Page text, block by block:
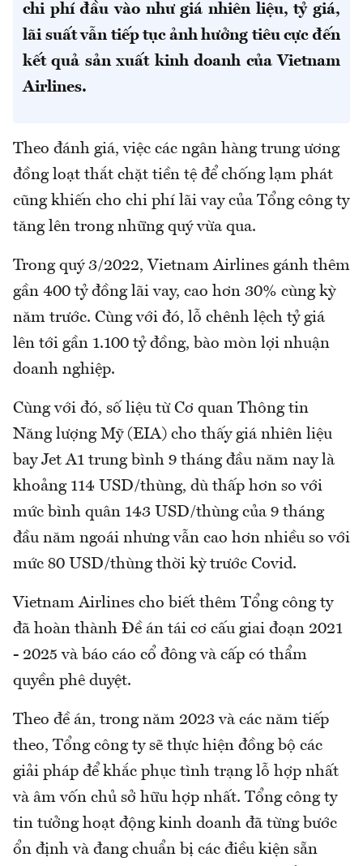
chi phí đầu vào như giá nhiên liệu, tỷ giá,
lãi suất vẫn tiếp tục ảnh hưởng tiêu cực đến
kết quả sản xuất kinh doanh của Vietnam
Airlines.
Theo đánh giá, việc các ngân hàng trung ương
đồng loạt thắt chặt tiền tệ để chống lạm phát
cũng khiến cho chi phí lãi vay của Tổng công ty
tăng lên trong những quý vừa qua.
Trong quý 3/2022, Vietnam Airlines gánh thêm
gần 400 tỷ đồng lãi vay, cao hơn 30% cùng kỳ
năm trước. Cùng với đó, lỗ chênh lệch tỷ giá
lên tới gần 1.100 tỷ đồng, bào mòn lợi nhuận
doanh nghiệp.
Cùng với đó, số liệu từ Cơ quan Thông tin
Năng lượng Mỹ (EIA) cho thấy giá nhiên liệu
bay Jet A1 trung bình 9 tháng đầu năm nay là
khoảng 114 USD/thùng, dù thấp hơn so với
mức bình quân 143 USD/thùng của 9 tháng
đầu năm ngoái nhưng vẫn cao hơn nhiều so với
mức 80 USD/thùng thời kỳ trước Covid.
Vietnam Airlines cho biết thêm Tổng công ty
đã hoàn thành Đề án tái cơ cấu giai đoạn 2021
- 2025 và báo cáo cổ đông và cấp có thẩm
quyền phê duyệt.
Theo đề án, trong năm 2023 và các năm tiếp
theo, Tổng công ty sẽ thực hiện đồng bộ các
giải pháp để khắc phục tình trạng lỗ hợp nhất
và âm vốn chủ sở hữu hợp nhất. Tổng công ty
tin tưởng hoạt động kinh doanh đã từng bước
ổn định và đang chuẩn bị các điều kiện sẵn